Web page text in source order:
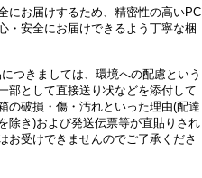
にお届けするため、精密性の高いPC
・安全にお届けできるよう丁寧な梱
つきましては、環境への配慮という
部として直接送り状などを添付して
の破損・傷・汚れといった理由(配達
除き)および発送伝票等が直貼りされ
お受けできませんのでご了承くださ